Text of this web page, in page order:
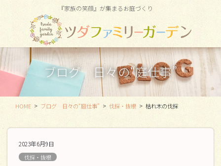
ツ
移
シ
ン
『家族の笑顔』が集まるお庭づくり
ブログ 日々の“庭仕事”
HOME ブログ 日々の“庭仕事” 伐採・抜根 枯れ木の伐採
2023年6月9日
伐採・抜根